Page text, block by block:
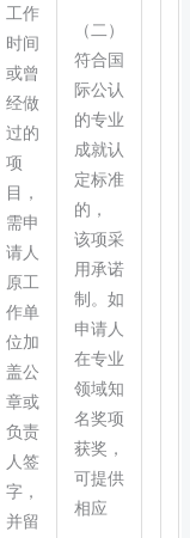
工作
时间
或曾
经做
过的
项
目，
需申
请人
原工
作单
位加
盖公
章或
负责
人签
字，
并留
（二）
符合国
际公认
的专业
成就认
定标准
的，
该项采
用承诺
制。如
申请人
在专业
领域知
名奖项
获奖，
可提供
相应